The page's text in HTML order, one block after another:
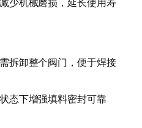
拆卸整个阀门，便于焊接
态下增强填料密封可靠